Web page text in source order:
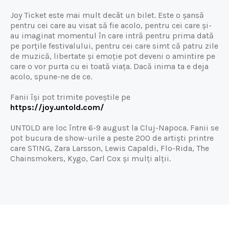
Joy Ticket este mai mult decât un bilet. Este o șansă
pentru cei care au visat să fie acolo, pentru cei care și-
au imaginat momentul în care intră pentru prima dată
pe porțile festivalului, pentru cei care simt că patru zile
de muzică, libertate și emoție pot deveni o amintire pe
care o vor purta cu ei toată viața. Dacă inima ta e deja
acolo, spune-ne de ce.
Fanii își pot trimite poveștile pe
https://joy.untold.com/
UNTOLD are loc între 6-9 august la Cluj-Napoca. Fanii se
pot bucura de show-urile a peste 200 de artiști printre
care STING, Zara Larsson, Lewis Capaldi, Flo-Rida, The
Chainsmokers, Kygo, Carl Cox și mulți alții.